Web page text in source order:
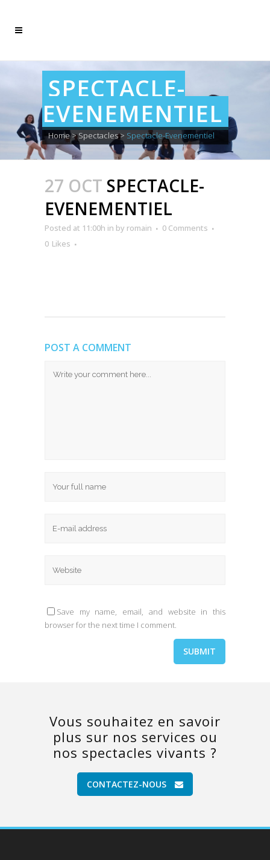
SPECTACLE-
EVENEMENTIEL
Home>Spectacles> Spectacle-Evenementiel
27 OCT SPECTACLE-
EVENEMENTIEL
Posted at 11:00h in by romain
0 Comments
0 Likes
POST A COMMENT
Save my name, email, and website in this
browser for the next time I comment.
Vous souhaitez en savoir
plus sur nos services ou
nos spectacles vivants ?
CONTACTEZ-NOUS